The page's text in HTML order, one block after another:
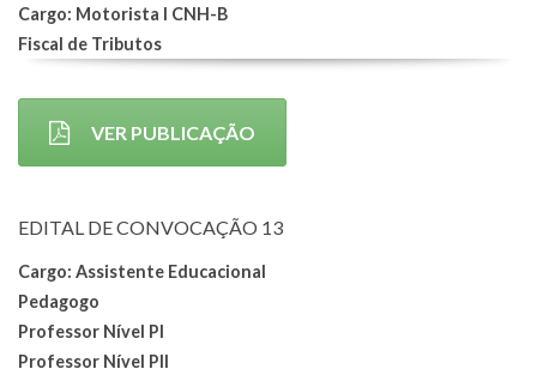
Cargo: Motorista I CNH-B
Fiscal de Tributos
VER PUBLICAÇÃO
EDITAL DE CONVOCAÇÃO 13
Cargo: Assistente Educacional
Pedagogo
Professor Nível PI
Professor Nível PII